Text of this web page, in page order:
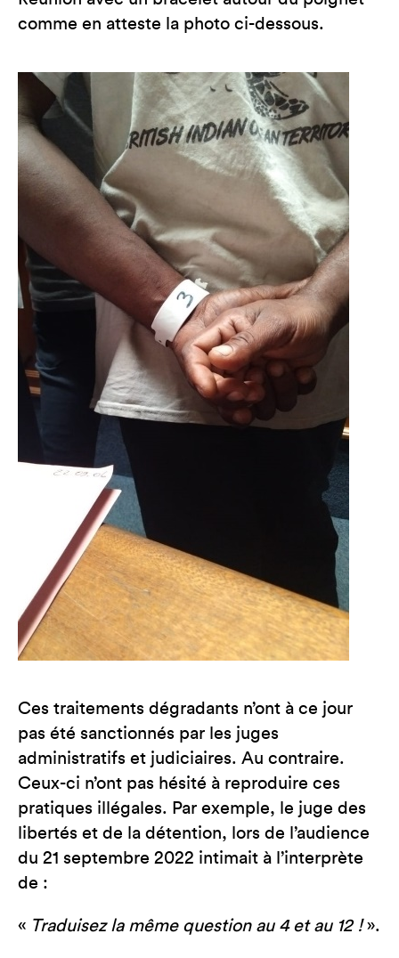
comme en atteste la photo ci-dessous.
Ces traitements dégradants n’ont à ce jour
pas été sanctionnés par les juges
administratifs et judiciaires. Au contraire.
Ceux-ci n’ont pas hésité à reproduire ces
pratiques illégales. Par exemple, le juge des
libertés et de la détention, lors de l’audience
du 21 septembre 2022 intimait à l’interprète
de :
« Traduisez la même question au 4 et au 12 !».